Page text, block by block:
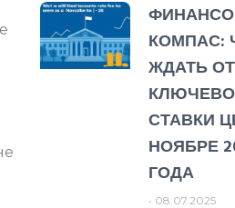
КОМПАС:
ЖДАТЬ ОТ
СТАВКИ
НОЯБРЕ
ГОДА
08.07.2025